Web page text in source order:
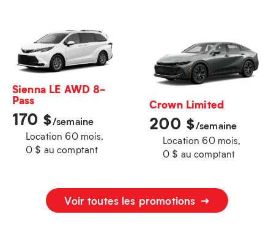
Sienna LE AWD 8-
Pass
170 $/semaine
Location 60 mois,
0 $ au comptant
Crown Limited
200 $/semaine
Location 60 mois,
0 $ au comptant
Voir toutes les promotions